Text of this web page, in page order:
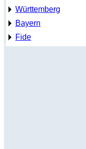
Württemberg
Bayern
Fide